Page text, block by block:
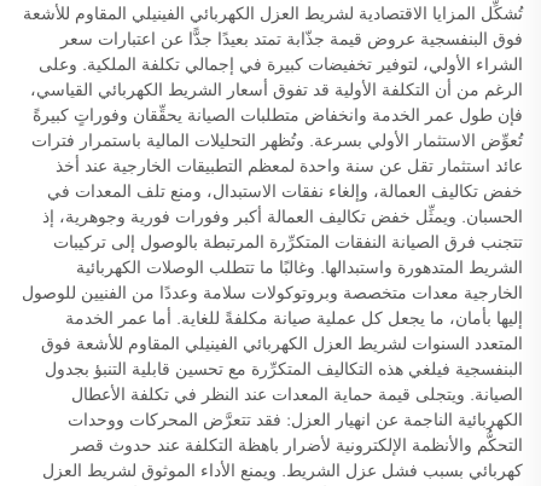
تُشكِّل المزايا الاقتصادية لشريط العزل الكهربائي الفينيلي المقاوم للأشعة
فوق البنفسجية عروض قيمة جذّابة تمتد بعيدًا جدًّا عن اعتبارات سعر
الشراء الأولي، لتوفير تخفيضات كبيرة في إجمالي تكلفة الملكية. وعلى
الرغم من أن التكلفة الأولية قد تفوق أسعار الشريط الكهربائي القياسي،
فإن طول عمر الخدمة وانخفاض متطلبات الصيانة يحقِّقان وفوراتٍ كبيرةً
تُعوِّض الاستثمار الأولي بسرعة. وتُظهر التحليلات المالية باستمرار فترات
عائد استثمار تقل عن سنة واحدة لمعظم التطبيقات الخارجية عند أخذ
خفض تكاليف العمالة، وإلغاء نفقات الاستبدال، ومنع تلف المعدات في
الحسبان. ويمثِّل خفض تكاليف العمالة أكبر وفورات فورية وجوهرية، إذ
تتجنب فرق الصيانة النفقات المتكرِّرة المرتبطة بالوصول إلى تركيبات
الشريط المتدهورة واستبدالها. وغالبًا ما تتطلب الوصلات الكهربائية
الخارجية معدات متخصصة وبروتوكولات سلامة وعددًا من الفنيين للوصول
إليها بأمان، ما يجعل كل عملية صيانة مكلفةً للغاية. أما عمر الخدمة
المتعدد السنوات لشريط العزل الكهربائي الفينيلي المقاوم للأشعة فوق
البنفسجية فيلغي هذه التكاليف المتكرِّرة مع تحسين قابلية التنبؤ بجدول
الصيانة. ويتجلى قيمة حماية المعدات عند النظر في تكلفة الأعطال
الكهربائية الناجمة عن انهيار العزل: فقد تتعرَّض المحركات ووحدات
التحكُّم والأنظمة الإلكترونية لأضرار باهظة التكلفة عند حدوث قصر
كهربائي بسبب فشل عزل الشريط. ويمنع الأداء الموثوق لشريط العزل